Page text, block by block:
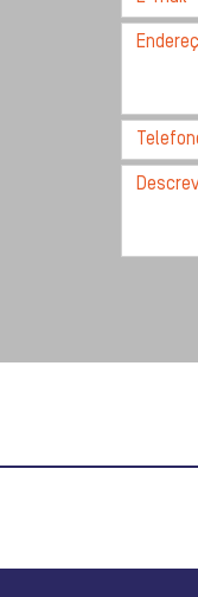
mail
CEP
Telefone
*
com